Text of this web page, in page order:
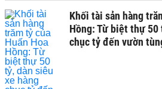
Khối tài sản hàng
Hồng: Từ biệt thự 50
chục tỷ đến vườn